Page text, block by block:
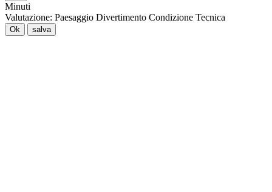
Minuti
Valutazione: Paesaggio Divertimento Condizione Tecnica
Ok salva